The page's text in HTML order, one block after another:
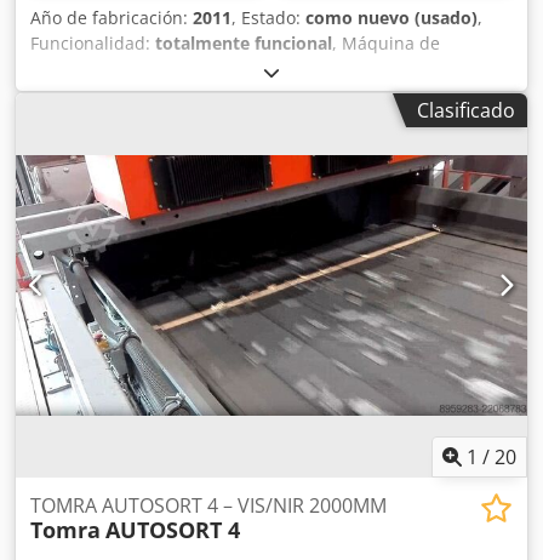
Año de fabricación: 2011, Estado: como nuevo (usado),
Funcionalidad: totalmente funcional, Máquina de
clasificación por rayos X. Fabricante: TITECH TOMRA Tipo:
X-TRACT 1200 Máquina en PERFECTO ESTADO de
funcionamiento. Se ha realizado una revisión completa de
reemplazado todos los sensores: 29 000 € Banda
transportadora reemplazada: 10 000 € Aplicaciones:
Clasificación de plásticos bromados en flujos D3E
Clasificación de metales Clasificación de madera, vidrio y
PVC para la fabricación de CSR Codpfx Agsyy A Uwjueha
Clasificación de residuos orgánicos
Clasificado
1 /20
TOMRA AUTOSORT 4 – VIS/NIR 2000MM
Tomra AUTOSORT 4